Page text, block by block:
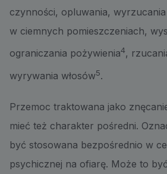
czynności, opluwania,
w ciemnych pomieszczeniach,
ograniczania pożywienia4,
wyrywania włosów5.
Przemoc traktowana jako
mieć też charakter pośredni.
być stosowana bezpośrednio w
psychicznej na ofiarę. Może to